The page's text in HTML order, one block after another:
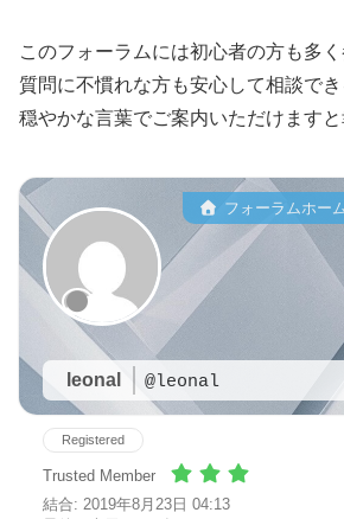
このフォーラムには初心者の方も多く
質問に不慣れな方も安心して相談で
穏やかな言葉でご案内いただけますと
leonal @leonal
フォーラムホーム
Registered
Trusted Member
結合: 2019年8月23日 04:13